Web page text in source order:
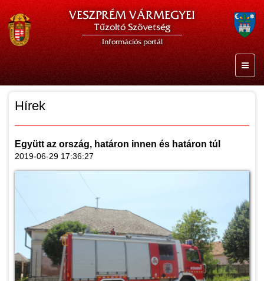
VESZPRÉM VÁRMEGYEI
Tűzoltó Szövetség
Információs portál
Hírek
Együtt az ország, határon innen és határon túl
2019-06-29 17:36:27